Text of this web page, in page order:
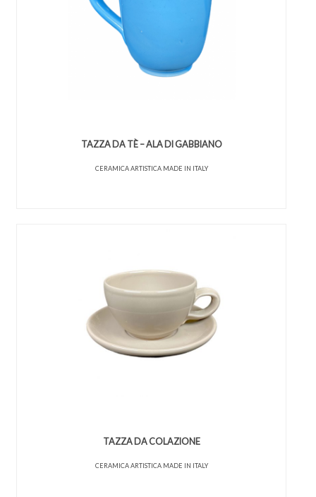
TAZZA DA TÈ – ALA DI GABBIANO
CERAMICA ARTISTICA MADE IN ITALY
TAZZA DA COLAZIONE
CERAMICA ARTISTICA MADE IN ITALY